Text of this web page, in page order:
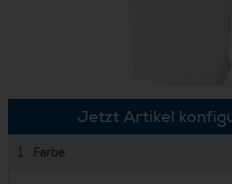
Jetzt Artikel
1. Farbe